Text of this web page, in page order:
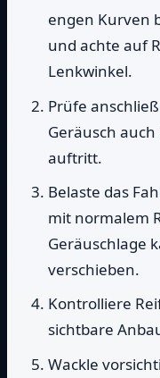
engen Kurven
und achte auf
Lenkwinkel.
Prüfe
Geräusch
auftritt.
Belaste das
mit normalem
Geräuschlage
verschieben.
Kontrolliere
sichtbare
Wackle